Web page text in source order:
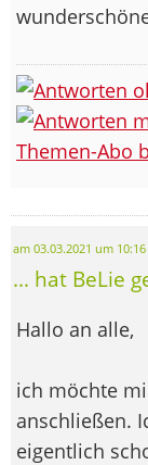
Themen-Abo
am 03.03.2021 um
... hat BeLie
Hallo an alle,
ich möchte
anschließen.
eigentlich